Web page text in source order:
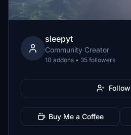
sleepyt
Community Creator
10 addons • 35 followers
Follow
Buy Me a Coffee